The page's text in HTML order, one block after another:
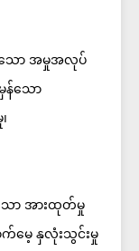
မှန်သော အမှုအလုပ်
န်သော
သော အားထုတ်မှု
က်မေ့ နှလုံးသွင်းမှု